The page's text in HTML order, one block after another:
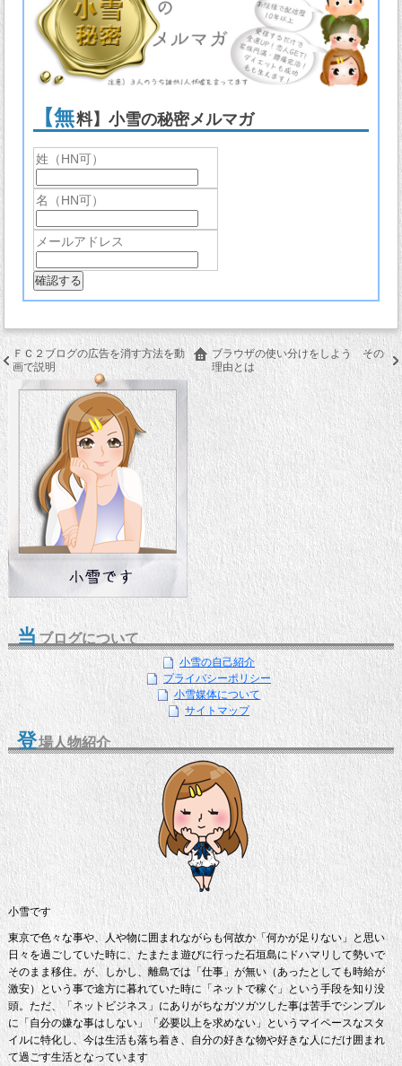
【無料】小雪の秘密メルマガ
姓（HN可）
名（HN可）
メールアドレス
ＦＣ２ブログの広告を消す方法を動
画で説明
ブラウザの使い分けをしよう その
理由とは
当ブログについて
小雪の自己紹介
プライバシーポリシー
小雪媒体について
サイトマップ
登場人物紹介
小雪です
東京で色々な事や、人や物に囲まれながらも何故か「何かが足りない」と思い
日々を過ごしていた時に、たまたま遊びに行った石垣島にドハマリして勢いで
そのまま移住。が、しかし、離島では「仕事」が無い（あったとしても時給が
激安）という事で途方に暮れていた時に「ネットで稼ぐ」という手段を知り没
頭。ただ、「ネットビジネス」にありがちなガツガツした事は苦手でシンプル
に「自分の嫌な事はしない」「必要以上を求めない」というマイペースなスタ
イルに特化し、今は生活も落ち着き、自分の好きな物や好きな人にだけ囲まれ
て過ごす生活となっています